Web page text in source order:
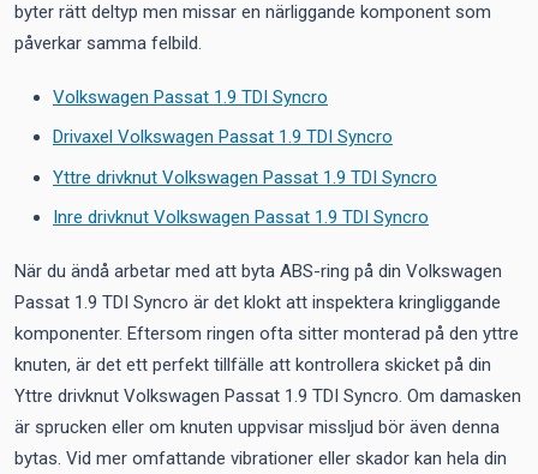
byter rätt deltyp men missar en närliggande komponent som
påverkar samma felbild.
Volkswagen Passat 1.9 TDI Syncro
Drivaxel Volkswagen Passat 1.9 TDI Syncro
Yttre drivknut Volkswagen Passat 1.9 TDI Syncro
Inre drivknut Volkswagen Passat 1.9 TDI Syncro
När du ändå arbetar med att byta ABS-ring på din Volkswagen
Passat 1.9 TDI Syncro är det klokt att inspektera kringliggande
komponenter. Eftersom ringen ofta sitter monterad på den yttre
knuten, är det ett perfekt tillfälle att kontrollera skicket på din
Yttre drivknut Volkswagen Passat 1.9 TDI Syncro. Om damasken
är sprucken eller om knuten uppvisar missljud bör även denna
bytas. Vid mer omfattande vibrationer eller skador kan hela din